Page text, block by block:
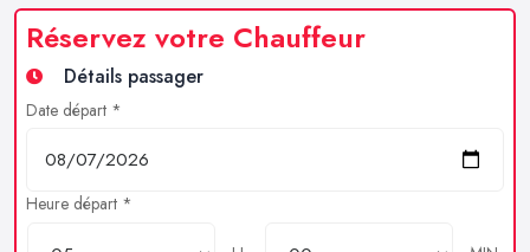
Réservez votre Chauffeur
Détails passager
Date départ *
Heure départ *